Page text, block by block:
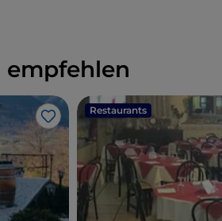
empfehlen
Like
Restaurants